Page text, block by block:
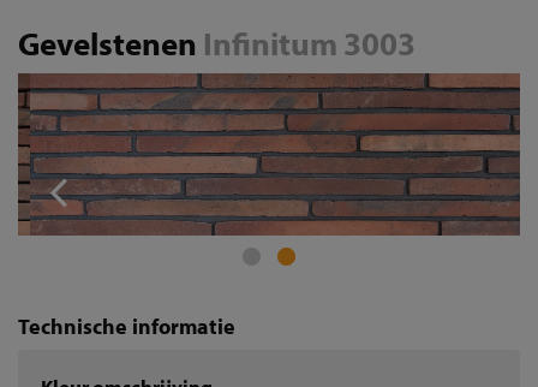
Gevelstenen Infinitum 3003
Technische informatie